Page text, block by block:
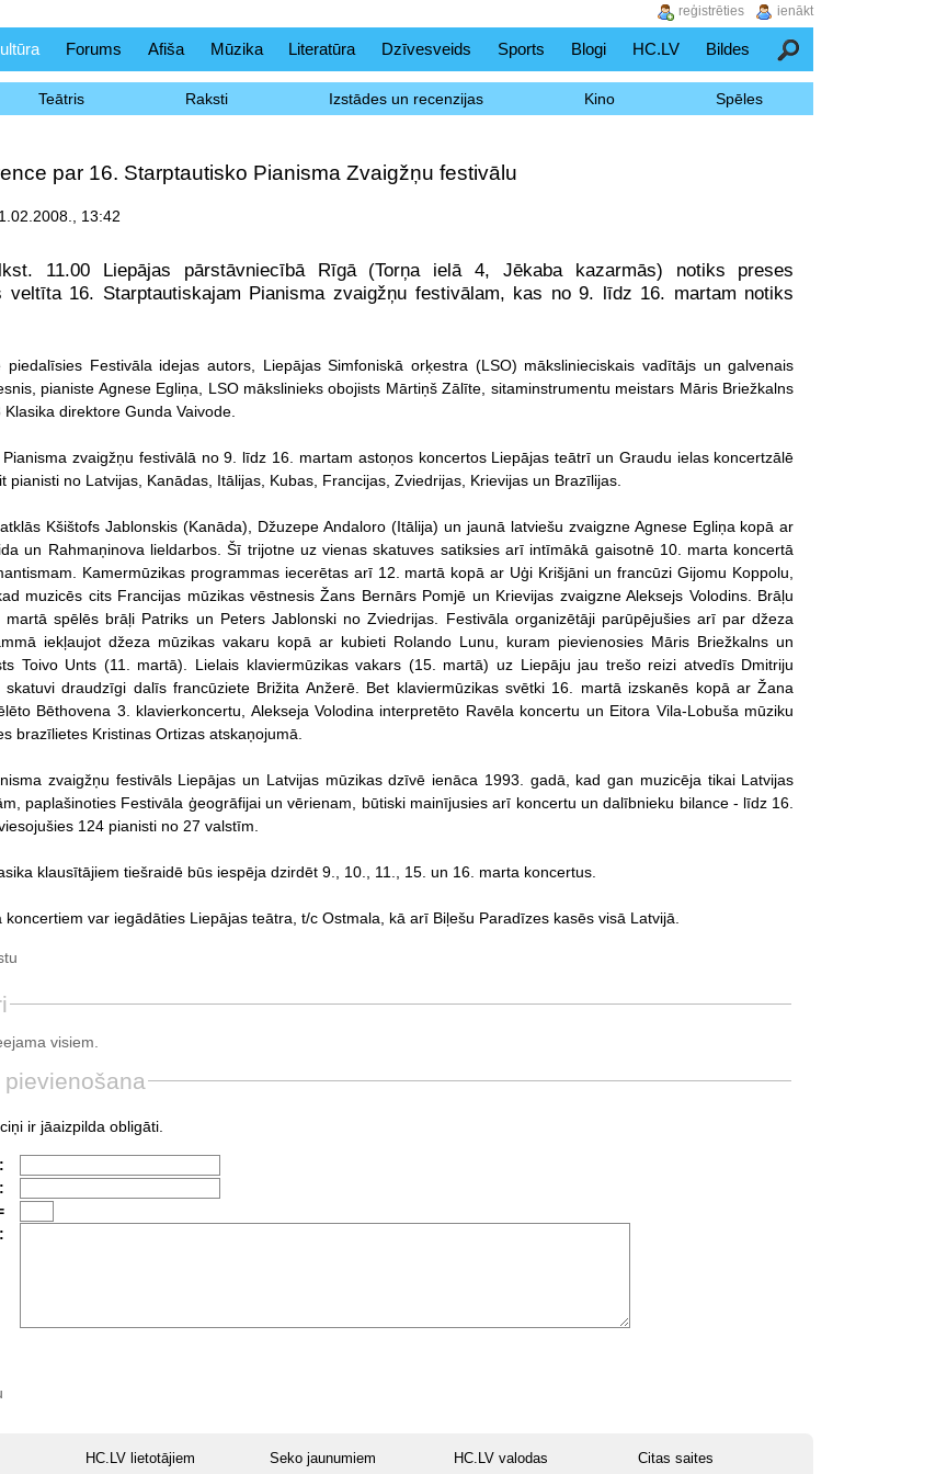
Forums Afiša Mūzika Literatūra Dzīvesveids Sports Blogi HC.LV Bildes Meklēšana
Teātris Raksti Izstādes un recenzijas Kino Spēles
par 16. Starptautisko Pianisma Zvaigžņu festivālu
13:42
11.00 Liepājas pārstāvniecībā Rīgā (Torņa ielā 4, Jēkaba kazarmās) notiks preses
veltīta 16. Starptautiskajam Pianisma zvaigžņu festivālam, kas no 9. līdz 16. martam notiks
piedalīsies Festivāla idejas autors, Liepājas Simfoniskā orķestra (LSO) mākslinieciskais vadītājs un galvenais
pianiste Agnese Egliņa, LSO mākslinieks obojists Mārtiņš Zālīte, sitaminstrumentu meistars Māris Briežkalns
direktore Gunda Vaivode.
zvaigžņu festivālā no 9. līdz 16. martam astoņos koncertos Liepājas teātrī un Graudu ielas koncertzālē
pianisti no Latvijas, Kanādas, Itālijas, Kubas, Francijas, Zviedrijas, Krievijas un Brazīlijas.
Kšištofs Jablonskis (Kanāda), Džuzepe Andaloro (Itālija) un jaunā latviešu zvaigzne Agnese Egliņa kopā ar
un Rahmaņinova lieldarbos. Šī trijotne uz vienas skatuves satiksies arī intīmākā gaisotnē 10. marta koncertā
Kamermūzikas programmas iecerētas arī 12. martā kopā ar Uģi Krišjāni un francūzi Gijomu Koppolu,
muzicēs cits Francijas mūzikas vēstnesis Žans Bernārs Pomjē un Krievijas zvaigzne Aleksejs Volodins. Brāļu
martā spēlēs brāļi Patriks un Peters Jablonski no Zviedrijas. Festivāla organizētāji parūpējušies arī par džeza
iekļaujot džeza mūzikas vakaru kopā ar kubieti Rolando Lunu, kuram pievienosies Māris Briežkalns un
Toivo Unts (11. martā). Lielais klaviermūzikas vakars (15. martā) uz Liepāju jau trešo reizi atvedīs Dmitriju
skatuvi draudzīgi dalīs francūziete Brižita Anžerē. Bet klaviermūzikas svētki 16. martā izskanēs kopā ar Žana
Bēthovena 3. klavierkoncertu, Alekseja Volodina interpretēto Ravēla koncertu un Eitora Vila-Lobuša mūziku
brazīlietes Kristinas Ortizas atskaņojumā.
zvaigžņu festivāls Liepājas un Latvijas mūzikas dzīvē ienāca 1993. gadā, kad gan muzicēja tikai Latvijas
paplašinoties Festivāla ģeogrāfijai un vērienam, būtiski mainījusies arī koncertu un dalībnieku bilance - līdz 16.
124 pianisti no 27 valstīm.
klausītājiem tiešraidē būs iespēja dzirdēt 9., 10., 11., 15. un 16. marta koncertus.
koncertiem var iegādāties Liepājas teātra, t/c Ostmala, kā arī Biļešu Paradīzes kasēs visā Latvijā.
visiem.
ir jāaizpilda obligāti.
HC.LV lietotājiem
Seko jaunumiem
HC.LV valodas
Citas saites
ienākt
reģistrēties